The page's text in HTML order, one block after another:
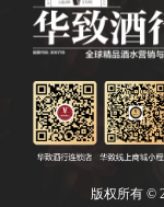
版权所有 ©